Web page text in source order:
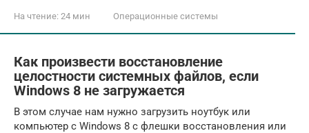
На чтение: 24 мин Операционные системы
Как произвести восстановление
целостности системных файлов, если
Windows 8 не загружается
В этом случае нам нужно загрузить ноутбук или
компьютер с Windows 8 с флешки восстановления или